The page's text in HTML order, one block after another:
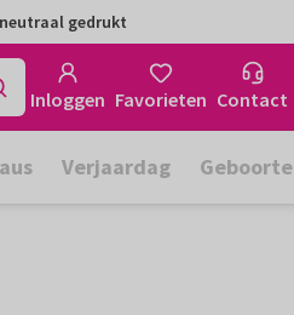
gedrukt
Inloggen Favorieten Contact
Verjaardag Geboorte